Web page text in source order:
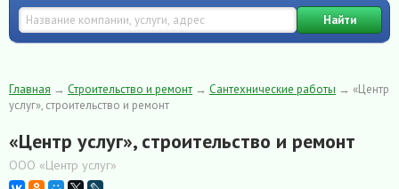
Найти
Главная → Строительство и ремонт → Сантехнические работы → «Центр
услуг», строительство и ремонт
«Центр услуг», строительство и ремонт
ООО «Центр услуг»